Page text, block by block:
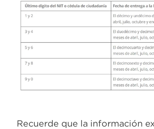
Recuerde que la información